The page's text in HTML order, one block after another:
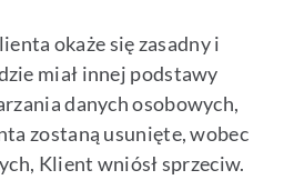
okaże się zasadny i
miał innej podstawy
danych osobowych,
zostaną usunięte, wobec
Klient wniósł sprzeciw.